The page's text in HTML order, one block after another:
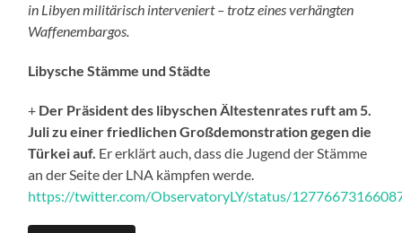
in Libyen militärisch interveniert – trotz eines verhängten
Waffenembargos.
Libysche Stämme und Städte
+ Der Präsident des libyschen Ältestenrates ruft am 5.
Juli zu einer friedlichen Großdemonstration gegen die
Türkei auf. Er erklärt auch, dass die Jugend der Stämme
an der Seite der LNA kämpfen werde.
https://twitter.com/ObservatoryLY/status/